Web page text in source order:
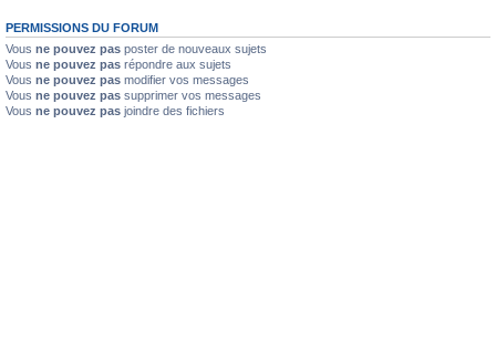
PERMISSIONS DU FORUM
Vous ne pouvez pas poster de nouveaux sujets
Vous ne pouvez pas répondre aux sujets
Vous ne pouvez pas modifier vos messages
Vous ne pouvez pas supprimer vos messages
Vous ne pouvez pas joindre des fichiers